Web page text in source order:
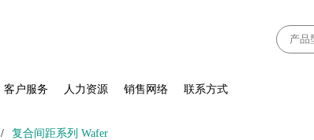
客户服务 人力资源 销售网络 联系方式
/ 复合间距系列 Wafer